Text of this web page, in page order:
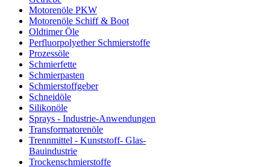
Motorenöle PKW
Motorenöle Schiff & Boot
Oldtimer Öle
Perfluorpolyether Schmierstoffe
Prozessöle
Schmierfette
Schmierpasten
Schmierstoffgeber
Schneidöle
Silikonöle
Sprays - Industrie-Anwendungen
Transformatorenöle
Trennmittel - Kunststoff- Glas-
Bauindustrie
Trockenschmierstoffe